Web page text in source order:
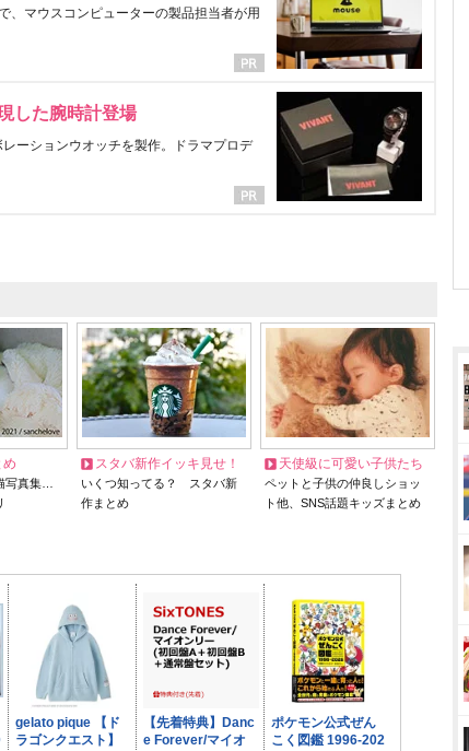
、マウスコンピューターの製品担当者が用
した腕時計登場
ーションウオッチを製作。ドラマプロデ
め
写真集…
スタバ新作イッキ見せ！
いくつ知ってる？ スタバ新
作まとめ
天使級に可愛い子供たち
ペットと子供の仲良しショッ
ト他、SNS話題キッズまとめ